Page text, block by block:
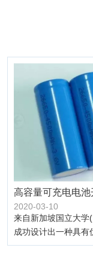
高容量可充电电
2020-03-10
来自新加坡国立大学
成功设计出一种具有